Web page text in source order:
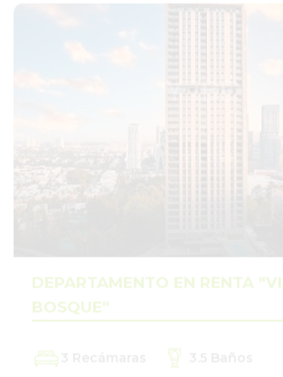
3 Recámaras 3.5 Baños
de Construcción